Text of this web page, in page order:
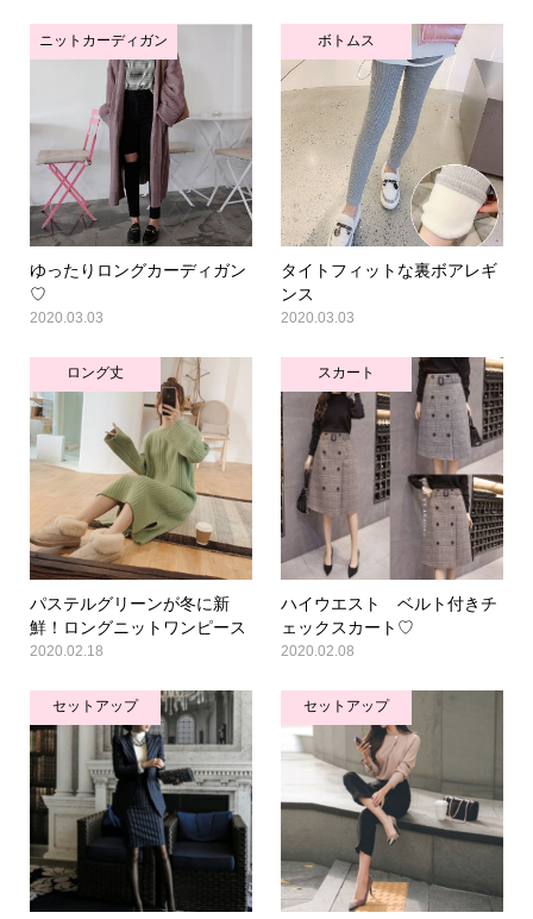
ニットカーディガン
ゆったりロングカーディガン
♡
2020.03.03
ボトムス
タイトフィットな裏ボアレギ
ンス
2020.03.03
ロング丈
パステルグリーンが冬に新
鮮！ロングニットワンピース
2020.02.18
スカート
ハイウエスト ベルト付きチ
ェックスカート♡
2020.02.08
セットアップ セットアップ